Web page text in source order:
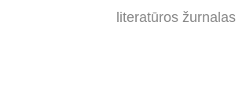
literatūros žurnalas